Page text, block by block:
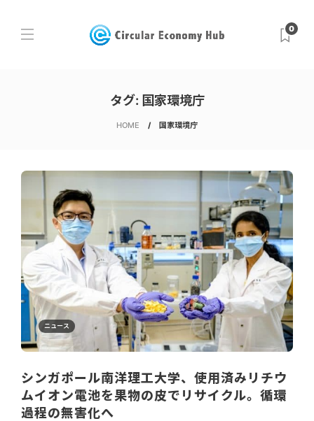
0
タグ: 国家環境庁
HOME 国家環境庁
ニュース
シンガポール南洋理工大学、使用済みリチウ
ムイオン電池を果物の皮でリサイクル。循環
過程の無害化へ